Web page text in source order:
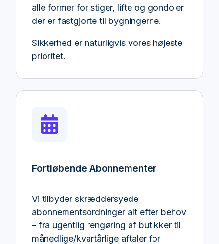
alle former for stiger, lifte og gondoler
der er fastgjorte til bygningerne.
Sikkerhed er naturligvis vores højeste
prioritet.
Fortløbende Abonnementer
Vi tilbyder skræddersyede
abonnementsordninger alt efter behov
– fra ugentlig rengøring af butikker til
månedlige/kvartårlige aftaler for